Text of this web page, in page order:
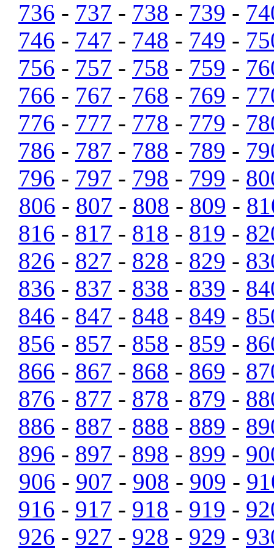
736 - 737 - 738 - 739 -
746 - 747 - 748 - 749 -
756 - 757 - 758 - 759 -
766 - 767 - 768 - 769 -
776 - 777 - 778 - 779 -
786 - 787 - 788 - 789 -
796 - 797 - 798 - 799 -
806 - 807 - 808 - 809 -
816 - 817 - 818 - 819 -
826 - 827 - 828 - 829 -
836 - 837 - 838 - 839 -
846 - 847 - 848 - 849 -
856 - 857 - 858 - 859 -
866 - 867 - 868 - 869 -
876 - 877 - 878 - 879 -
886 - 887 - 888 - 889 -
896 - 897 - 898 - 899 -
906 - 907 - 908 - 909 -
916 - 917 - 918 - 919 -
926 - 927 - 928 - 929 -